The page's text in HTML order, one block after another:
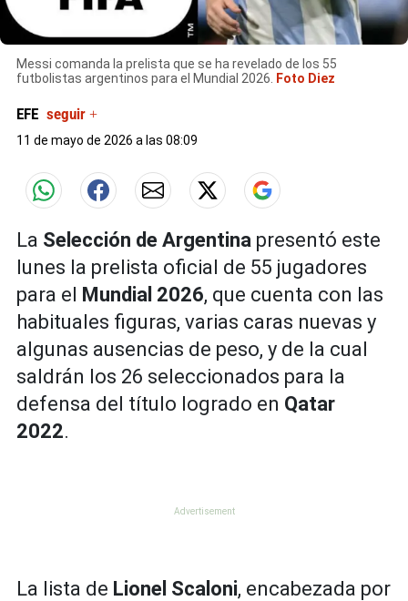
Messi comanda la prelista que se ha revelado de los 55
futbolistas argentinos para el Mundial 2026.
Foto Diez
EFE seguir +
11 de mayo de 2026 a las 08:09
La Selección de Argentina presentó este
lunes la prelista oficial de 55 jugadores
para el Mundial 2026, que cuenta con las
habituales figuras, varias caras nuevas y
algunas ausencias de peso, y de la cual
saldrán los 26 seleccionados para la
defensa del título logrado en Qatar
2022.
La lista de Lionel Scaloni, encabezada por